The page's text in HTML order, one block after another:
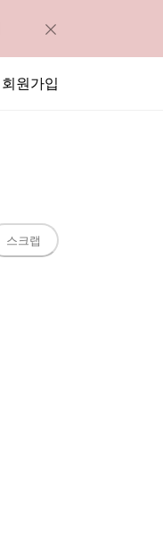
회원가입
스크랩